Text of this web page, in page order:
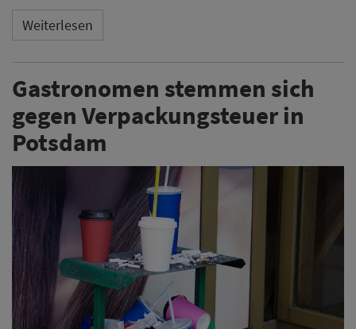
Weiterlesen
Gastronomen stemmen sich
gegen Verpackungsteuer in
Potsdam